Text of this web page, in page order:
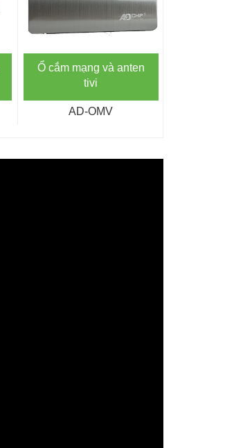
Ổ cắm mạng và anten
tivi
AD-OMV